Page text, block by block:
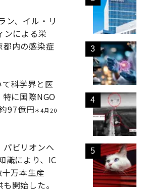
ン、イル・リ
ンによる栄
都内の感染症
科学界と医
に国際NGO
97億円＊4月20
ビリオンへ
識により、IC
万本生産
開始した。